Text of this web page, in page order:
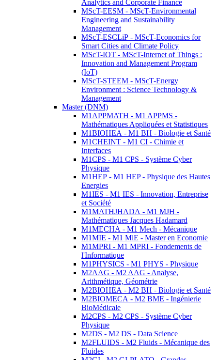
Analytics and Corporate Finance
MScT-EESM - MScT-Environmental
Engineering and Sustainability
Management
MScT-ESCLiP - MScT-Economics for
Smart Cities and Climate Policy
MScT-IOT - MScT-Internet of Things :
Innovation and Management Program
(IoT)
MScT-STEEM - MScT-Energy
Environment : Science Technology &
Management
Master (DNM)
M1APPMATH - M1 APPMS -
Mathématiques Appliquées et Statistiques
M1BIOHEA - M1 BH - Biologie et Santé
M1CHEINT - M1 CI - Chimie et
Interfaces
M1CPS - M1 CPS - Système Cyber
Physique
M1HEP - M1 HEP - Physique des Hautes
Energies
M1IES - M1 IES - Innovation, Entreprise
et Société
M1MATHJHADA - M1 MJH -
Mathématiques Jacques Hadamard
M1MECHA - M1 Mech - Mécanique
M1MIE - M1 MiE - Master en Economie
M1MPRI - M1 MPRI - Fondements de
l'Informatique
M1PHYSICS - M1 PHYS - Physique
M2AAG - M2 AAG - Analyse,
Arithmétique, Géométrie
M2BIOHEA - M2 BH - Biologie et Santé
M2BIOMECA - M2 BME - Ingénierie
BioMédicale
M2CPS - M2 CPS - Système Cyber
Physique
M2DS - M2 DS - Data Science
M2FLUIDS - M2 Fluids - Mécanique des
Fluides